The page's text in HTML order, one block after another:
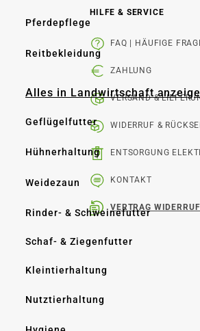
Pferdepflege
Reitbekleidung
Alles in Landwirtschaft
Geflügelfutter
Hühnerhaltung
Weidezaun
Rinder- & Schweinefutter
Schaf- & Ziegenfutter
Kleintierhaltung
Nutztierhaltung
HILFE & SERVICE
FAQ | HÄUFIGE
ZAHLUNG
VERSAND &
WIDERRUF &
ENTSORGUNG
KONTAKT
VERTRAG